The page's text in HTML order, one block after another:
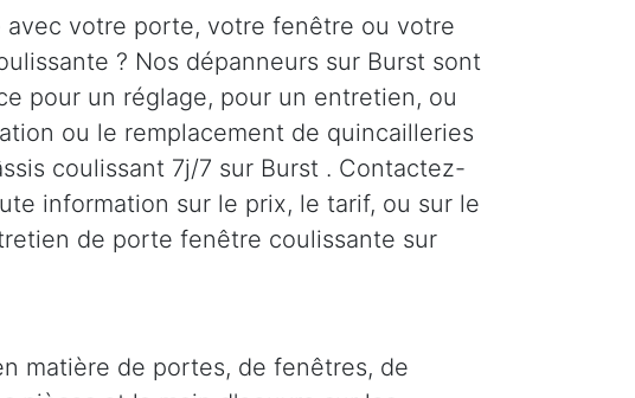
avec votre porte, votre fenêtre ou votre
? Nos dépanneurs sur Burst sont
pour un réglage, pour un entretien, ou
ou le remplacement de quincailleries
coulissant 7j/7 sur Burst . Contactez-
information sur le prix, le tarif, ou sur le
de porte fenêtre coulissante sur
matière de portes, de fenêtres, de